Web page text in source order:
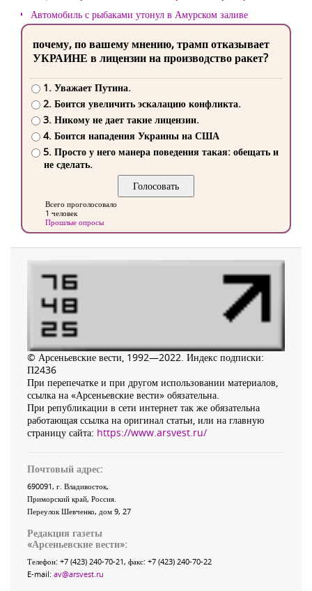
Автомобиль с рыбаками утонул в Амурском заливе
почему, по вашему мнению, трамп отказывает
УКРАИНЕ в лицензии на производство ракет?
1. Уважает Путина.
2. Боится увеличить эскалацию конфликта.
3. Никому не дает такие лицензии.
4. Боится нападения Украины на США
5. Просто у него манера поведения такая: обещать и
не сделать.
Всего проголосовало
1 человек
Прошлые опросы
© Арсеньевские вести, 1992—2022. Индекс подписки:
П2436
При перепечатке и при другом использовании материалов,
ссылка на «Арсеньевские вести» обязательна.
При републикации в сети интернет так же обязательна
работающая ссылка на оригинал статьи, или на главную
страницу сайта: https://www.arsvest.ru/
Почтовый адрес:
690091, г. Владивосток,
Приморский край, Россия
Переулок Шевченко, дом 9, 27
Редакция газеты
«Арсеньевские вести»:
Телефон: +7 (423) 240-70-21, факс: +7 (423) 240-70-22
E-mail: av@arsvest.ru